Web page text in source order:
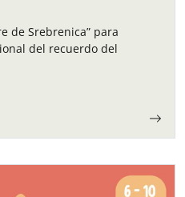
de Srebrenica” para
del recuerdo del